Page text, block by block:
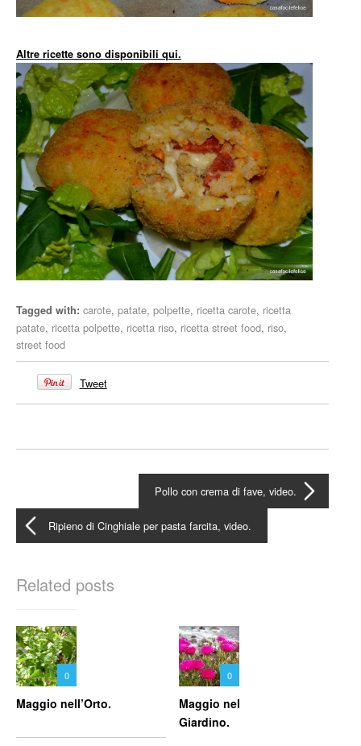
Altre ricette sono disponibili qui.
Tagged with: carote, patate, polpette, ricetta carote, ricetta
patate, ricetta polpette, ricetta riso, ricetta street food, riso,
street food
Tweet
Pollo con crema di fave, video.
Ripieno di Cinghiale per pasta farcita, video.
Related posts
0
Maggio nell’Orto.
0
Maggio nel
Giardino.